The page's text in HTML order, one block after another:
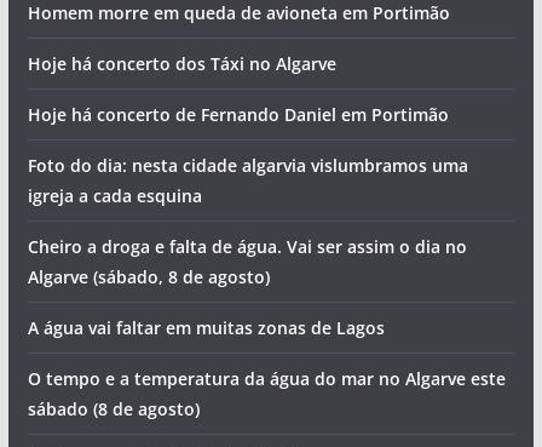
Homem morre em queda de avioneta em Portimão
Hoje há concerto dos Táxi no Algarve
Hoje há concerto de Fernando Daniel em Portimão
Foto do dia: nesta cidade algarvia vislumbramos uma
igreja a cada esquina
Cheiro a droga e falta de água. Vai ser assim o dia no
Algarve (sábado, 8 de agosto)
A água vai faltar em muitas zonas de Lagos
O tempo e a temperatura da água do mar no Algarve este
sábado (8 de agosto)